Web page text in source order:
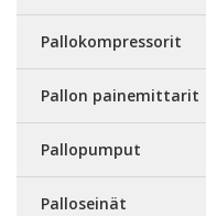
Pallokompressorit
Pallon painemittarit
Pallopumput
Palloseinät